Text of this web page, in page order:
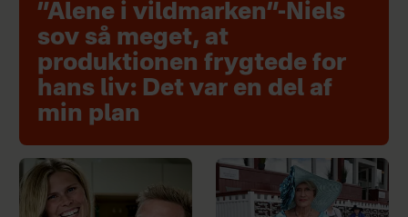
”Alene i vildmarken”-Niels
sov så meget, at
produktionen frygtede for
hans liv: Det var en del af
min plan